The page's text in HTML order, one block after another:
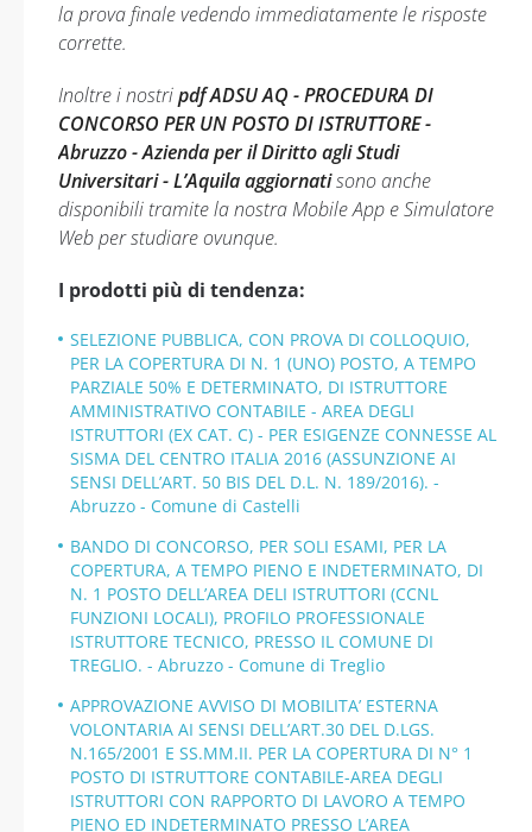
la prova finale vedendo immediatamente le risposte
corrette.
Inoltre i nostripdf ADSU AQ - PROCEDURA DI
CONCORSO PER UN POSTO DI ISTRUTTORE -
Abruzzo - Azienda per il Diritto agli Studi
Universitari - L’Aquila aggiornatisono anche
disponibili tramite la nostra Mobile App e Simulatore
Web per studiare ovunque.
I prodotti più di tendenza:
SELEZIONE PUBBLICA, CON PROVA DI COLLOQUIO,
PER LA COPERTURA DI N. 1 (UNO) POSTO, A TEMPO
PARZIALE 50% E DETERMINATO, DI ISTRUTTORE
AMMINISTRATIVO CONTABILE - AREA DEGLI
ISTRUTTORI (EX CAT. C) - PER ESIGENZE CONNESSE AL
SISMA DEL CENTRO ITALIA 2016 (ASSUNZIONE AI
SENSI DELL’ART. 50 BIS DEL D.L. N. 189/2016). -
Abruzzo - Comune di Castelli
BANDO DI CONCORSO, PER SOLI ESAMI, PER LA
COPERTURA, A TEMPO PIENO E INDETERMINATO, DI
N. 1 POSTO DELL’AREA DELI ISTRUTTORI (CCNL
FUNZIONI LOCALI), PROFILO PROFESSIONALE
ISTRUTTORE TECNICO, PRESSO IL COMUNE DI
TREGLIO. - Abruzzo - Comune di Treglio
APPROVAZIONE AVVISO DI MOBILITA’ ESTERNA
VOLONTARIA AI SENSI DELL’ART.30 DEL D.LGS.
N.165/2001 E SS.MM.II. PER LA COPERTURA DI N° 1
POSTO DI ISTRUTTORE CONTABILE-AREA DEGLI
ISTRUTTORI CON RAPPORTO DI LAVORO A TEMPO
PIENO ED INDETERMINATO PRESSO L’AREA